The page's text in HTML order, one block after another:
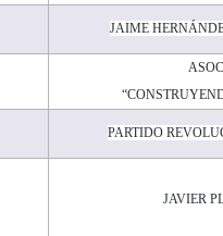
JAIME
“
PARTIDO
JAVIER